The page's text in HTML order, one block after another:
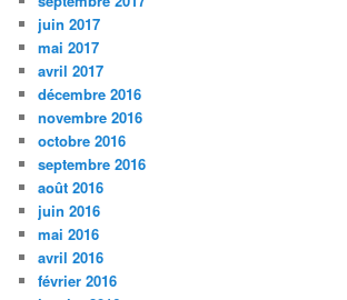
juin 2017
mai 2017
avril 2017
décembre 2016
novembre 2016
octobre 2016
septembre 2016
août 2016
juin 2016
mai 2016
avril 2016
février 2016